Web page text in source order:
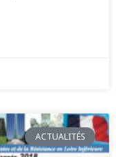
ACTUALITÉS